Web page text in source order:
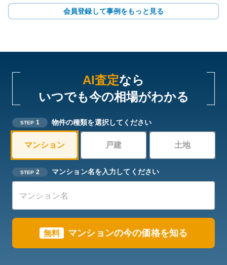
会員登録して事例をもっと見る
AI査定なら
いつでも今の相場がわかる
STEP 1 物件の種類を選択してください
マンション 戸建 土地
STEP 2 マンション名を入力してください
無料 マンションの今の価格を知る